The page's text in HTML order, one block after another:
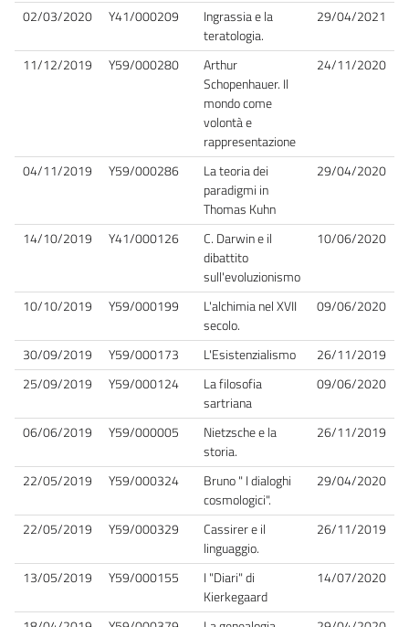
02/03/2020 Y41/000209
Ingrassia e la
teratologia.
29/04/2021
11/12/2019 Y59/000280
Arthur
Schopenhauer. Il
mondo come
volontà e
rappresentazione
24/11/2020
04/11/2019 Y59/000286
La teoria dei
paradigmi in
Thomas Kuhn
29/04/2020
14/10/2019 Y41/000126
C. Darwin e il
dibattito
sull'evoluzionismo
10/06/2020
10/10/2019 Y59/000199
L'alchimia nel XVII
secolo.
09/06/2020
30/09/2019 Y59/000173 L'Esistenzialismo
26/11/2019
25/09/2019
Y59/000124
La filosofia
sartriana
09/06/2020
06/06/2019 Y59/000005
Nietzsche e la
storia.
26/11/2019
22/05/2019 Y59/000324
Bruno " I dialoghi
cosmologici".
29/04/2020
22/05/2019 Y59/000329
Cassirer e il
linguaggio.
26/11/2019
13/05/2019 Y59/000155
I "Diari" di
Kierkegaard
14/07/2020